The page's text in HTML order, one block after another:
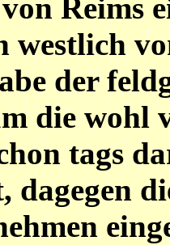
Reims
westlich
der
die wohl
tags
dagegen